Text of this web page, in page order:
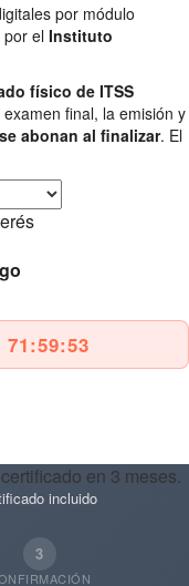
por módulo
por elInstituto
físico de ITSS
examen final, la emisión y
abonan al finalizar. El
71:59:51
en 3 meses.
incluido
3